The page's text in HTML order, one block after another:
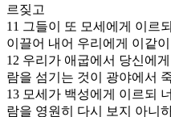
르짖고
11 그들이 또 모세에게 이르
이끌어 내어 우리에게 이같
12 우리가 애굽에서 당신에
람을 섬기는 것이 광야에서
13 모세가 백성에게 이르되
람을 영원히 다시 보지 아니